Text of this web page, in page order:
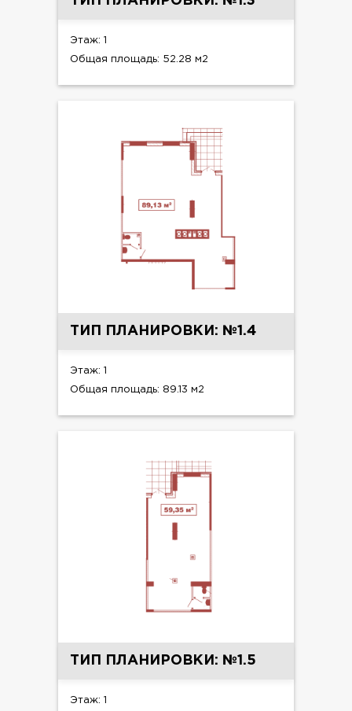
Этаж: 1
Общая площадь: 52.28 м2
ТИП ПЛАНИРОВКИ: №1.4
Этаж: 1
Общая площадь: 89.13 м2
ТИП ПЛАНИРОВКИ: №1.5
Этаж: 1